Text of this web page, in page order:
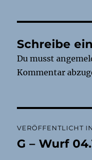
Schreibe
Du musst
Kommentar
VERÖFFENTLICHT IN
G – Wurf